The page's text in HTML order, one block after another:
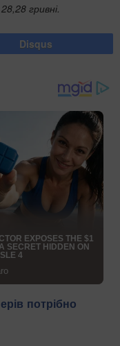
гривні.
Disqus
потрібно